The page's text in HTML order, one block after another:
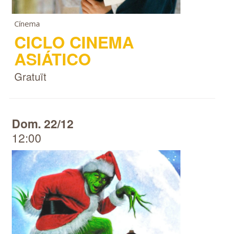
Cínema
CICLO CINEMA
ASIÁTICO
Gratuït
Dom. 22/12
12:00